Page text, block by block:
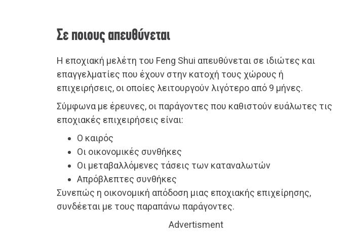
Σε ποιους απευθύνεται
Η εποχιακή μελέτη του Feng Shui απευθύνεται σε ιδιώτες και
επαγγελματίες που έχουν στην κατοχή τους χώρους ή
επιχειρήσεις, οι οποίες λειτουργούν λιγότερο από 9 μήνες.
Σύμφωνα με έρευνες, οι παράγοντες που καθιστούν ευάλωτες τις
εποχιακές επιχειρήσεις είναι:
Ο καιρός
Οι οικονομικές συνθήκες
Οι μεταβαλλόμενες τάσεις των καταναλωτών
Απρόβλεπτες συνθήκες
Συνεπώς η οικονομική απόδοση μιας εποχιακής επιχείρησης,
συνδέεται με τους παραπάνω παράγοντες.
Advertisment